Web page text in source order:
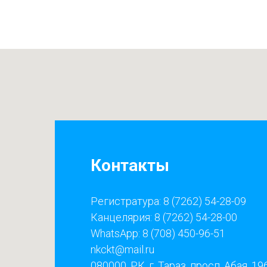
Контакты
Регистратура: 8 (7262) 54-28-09
Канцелярия: 8 (7262) 54-28-00
WhatsApp: 8 (708) 450-96-51
nkckt@mail.ru